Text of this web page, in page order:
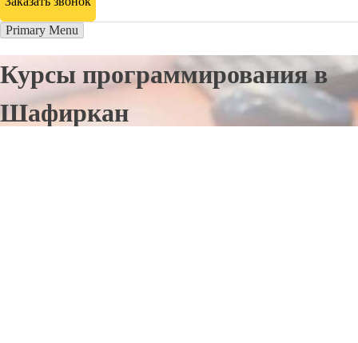
Primary Menu
Курсы программирования в
Шафиркан